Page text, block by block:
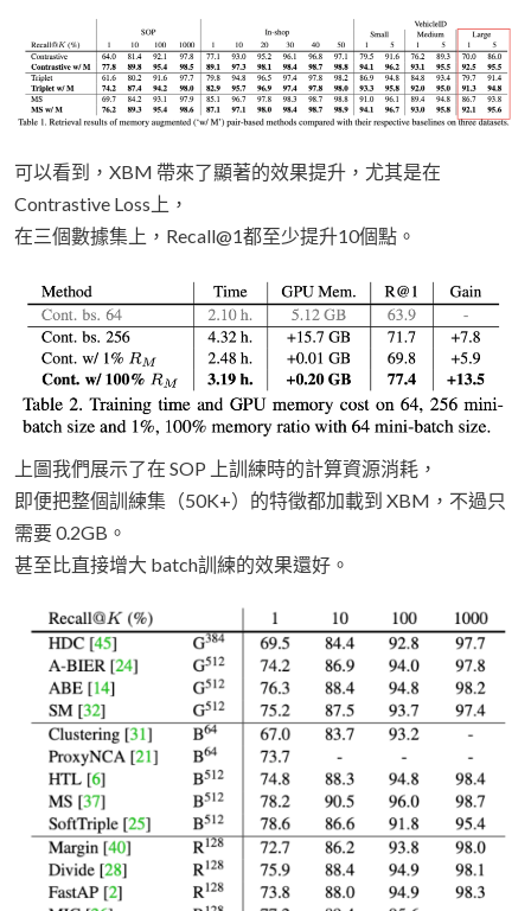
可以看到，XBM 帶來了顯著的效果提升，尤其是在
Contrastive Loss上，
在三個數據集上，Recall@1都至少提升10個點。
上圖我們展示了在 SOP 上訓練時的計算資源消耗，
即便把整個訓練集（50K+）的特徵都加載到 XBM，不過只
需要 0.2GB。
甚至比直接增大 batch訓練的效果還好。